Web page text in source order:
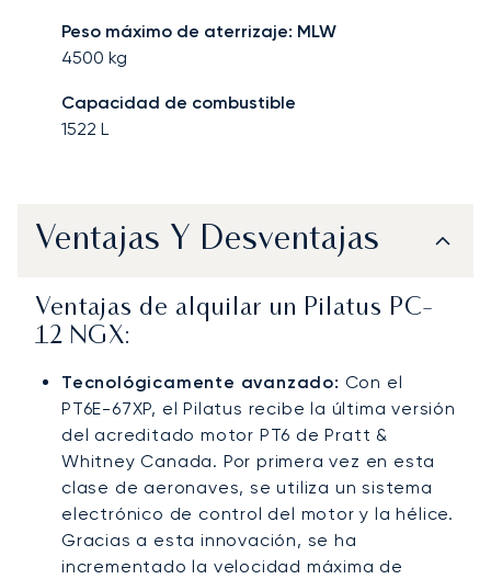
Peso máximo de aterrizaje: MLW
4500 kg
Capacidad de combustible
1522 L
Ventajas Y Desventajas
Ventajas de alquilar un Pilatus PC-
12 NGX:
Tecnológicamente avanzado: Con el
PT6E-67XP, el Pilatus recibe la última versión
del acreditado motor PT6 de Pratt &
Whitney Canada. Por primera vez en esta
clase de aeronaves, se utiliza un sistema
electrónico de control del motor y la hélice.
Gracias a esta innovación, se ha
incrementado la velocidad máxima de